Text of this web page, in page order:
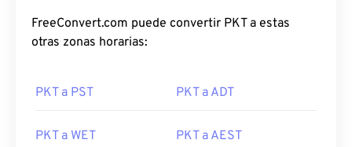
FreeConvert.com puede convertir PKT a estas
otras zonas horarias:
PKT a PST PKT a ADT
PKT a WET PKT a AEST